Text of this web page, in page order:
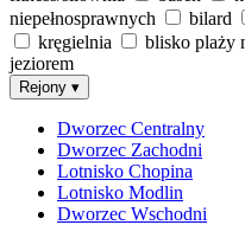
niepełnosprawnych
bilard
kręgielnia
blisko plaży
jeziorem
Rejony ▾
Dworzec Centralny
Dworzec Zachodni
Lotnisko Chopina
Lotnisko Modlin
Dworzec Wschodni